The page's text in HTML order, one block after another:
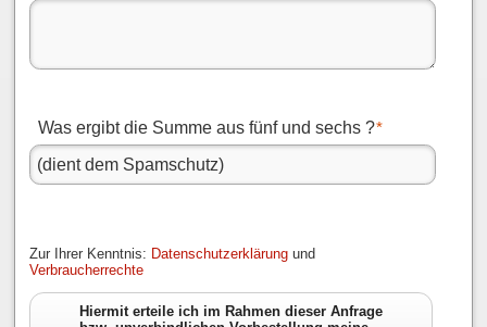
Was ergibt die Summe aus fünf und sechs ?*
Zur Ihrer Kenntnis: Datenschutzerklärungund
Verbraucherrechte
Hiermit erteile ich im Rahmen dieser Anfrage